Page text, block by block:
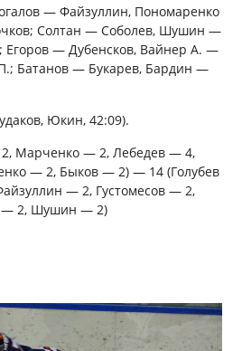
— Файзуллин, Пономаренко
Солтан — Соболев, Шушин —
— Дубенсков, Вайнер А. —
Батанов — Букарев, Бардин —
Юкин, 42:09).
Марченко — 2, Лебедев — 4,
— 2, Быков — 2) — 14 (Голубев
— 2, Густомесов — 2,
— 2, Шушин — 2)